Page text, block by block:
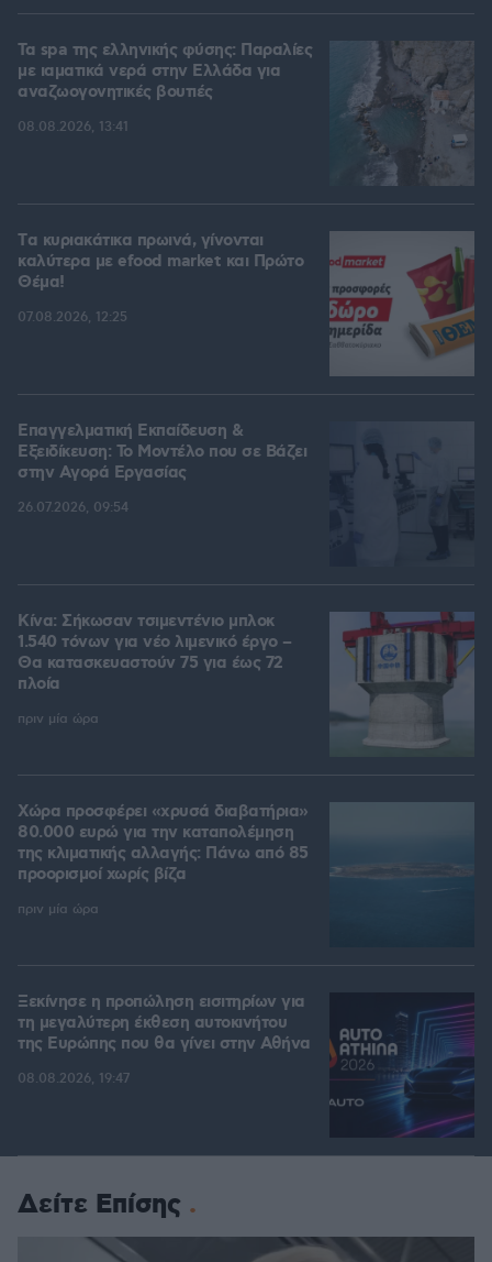
Τα spa της ελληνικής φύσης: Παραλίες
με ιαματικά νερά στην Ελλάδα για
αναζωογονητικές βουτιές
08.08.2026, 13:41
Tα κυριακάτικα πρωινά, γίνονται
καλύτερα με efood market και Πρώτο
Θέμα!
07.08.2026, 12:25
Επαγγελματική Εκπαίδευση &
Εξειδίκευση: Το Mοντέλο που σε Bάζει
στην Aγορά Eργασίας
26.07.2026, 09:54
Κίνα: Σήκωσαν τσιμεντένιο μπλοκ
1.540 τόνων για νέο λιμενικό έργο –
Θα κατασκευαστούν 75 για έως 72
πλοία
πριν μία ώρα
Χώρα προσφέρει «χρυσά διαβατήρια»
80.000 ευρώ για την καταπολέμηση
της κλιματικής αλλαγής: Πάνω από 85
προορισμοί χωρίς βίζα
πριν μία ώρα
Ξεκίνησε η προπώληση εισιτηρίων για
τη μεγαλύτερη έκθεση αυτοκινήτου
της Ευρώπης που θα γίνει στην Αθήνα
08.08.2026, 19:47
Δείτε Επίσης